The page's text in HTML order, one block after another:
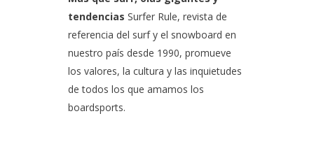
tendencias Surfer Rule, revista de
referencia del surf y el snowboard en
nuestro país desde 1990, promueve
los valores, la cultura y las inquietudes
de todos los que amamos los
boardsports.